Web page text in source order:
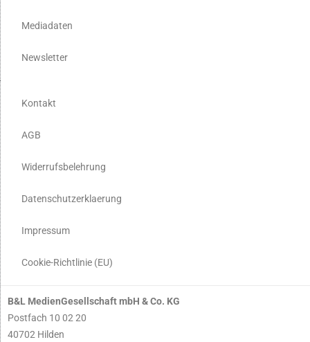
Mediadaten
Newsletter
Kontakt
AGB
Widerrufsbelehrung
Datenschutzerklaerung
Impressum
Cookie-Richtlinie (EU)
B&L MedienGesellschaft mbH & Co. KG
Postfach 10 02 20
40702 Hilden